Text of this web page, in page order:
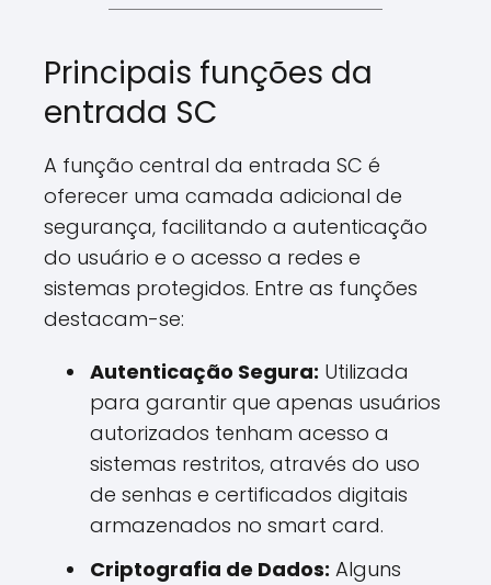
Principais funções da
entrada SC
A função central da entrada SC é
oferecer uma camada adicional de
segurança, facilitando a autenticação
do usuário e o acesso a redes e
sistemas protegidos. Entre as funções
destacam-se:
Autenticação Segura: Utilizada
para garantir que apenas usuários
autorizados tenham acesso a
sistemas restritos, através do uso
de senhas e certificados digitais
armazenados no smart card.
Criptografia de Dados: Alguns